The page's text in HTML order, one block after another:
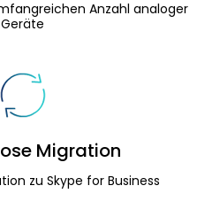
Anzahl analoger
Geräte
Migration
zu Skype for Business